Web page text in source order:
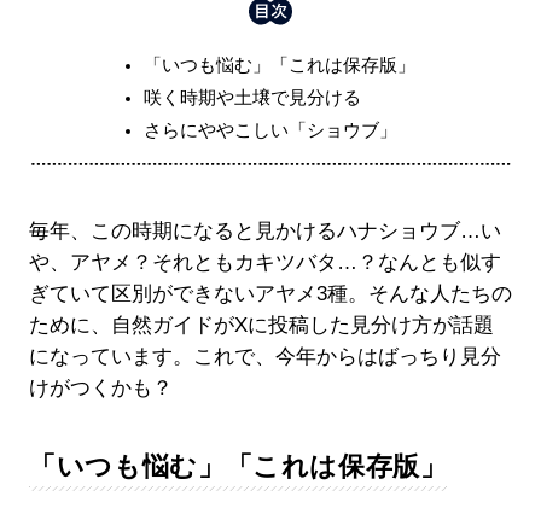
「いつも悩む」「これは保存版」
咲く時期や土壌で見分ける
さらにややこしい「ショウブ」
毎年、この時期になると見かけるハナショウブ…い
や、アヤメ？それともカキツバタ…？なんとも似す
ぎていて区別ができないアヤメ3種。そんな人たちの
ために、自然ガイドがXに投稿した見分け方が話題
になっています。これで、今年からはばっちり見分
けがつくかも？
「いつも悩む」「これは保存版」